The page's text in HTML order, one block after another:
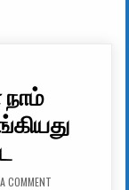
COMMENT